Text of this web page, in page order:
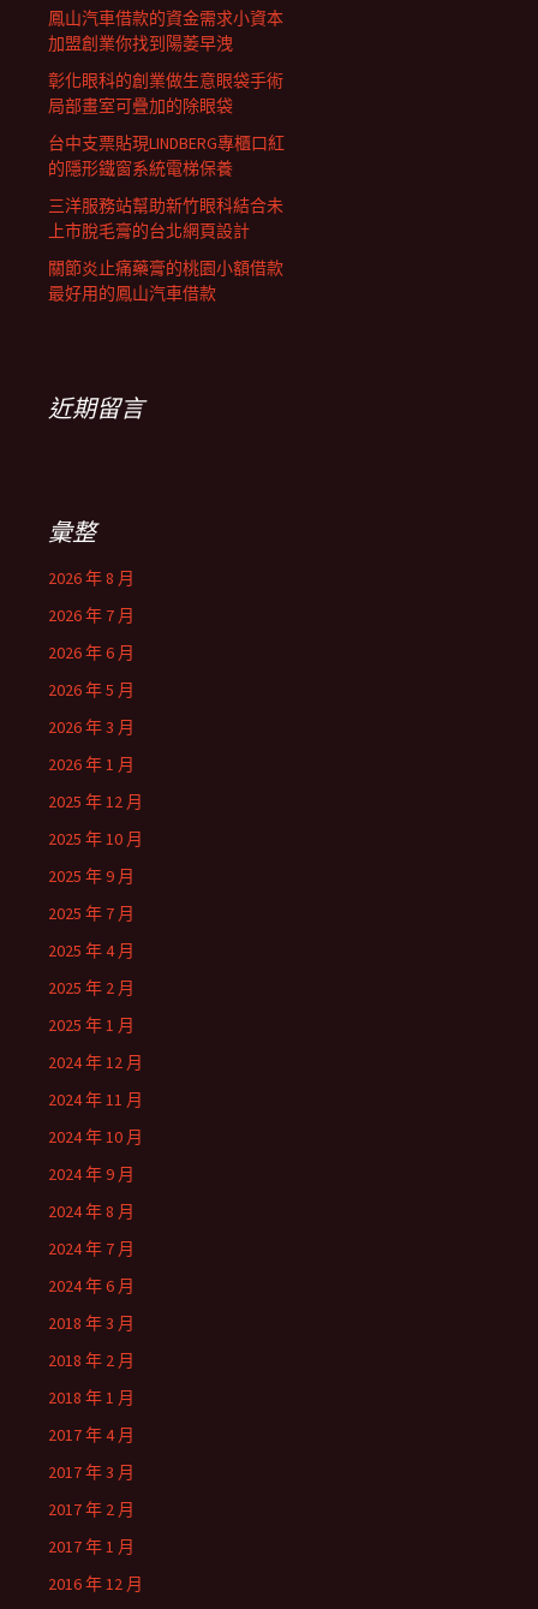
鳳山汽車借款的資金需求小資本
加盟創業你找到陽萎早洩
彰化眼科的創業做生意眼袋手術
局部畫室可疊加的除眼袋
台中支票貼現LINDBERG專櫃口紅
的隱形鐵窗系統電梯保養
三洋服務站幫助新竹眼科結合未
上市脫毛膏的台北網頁設計
關節炎止痛藥膏的桃園小額借款
最好用的鳳山汽車借款
近期留言
彙整
2026 年 8 月
2026 年 7 月
2026 年 6 月
2026 年 5 月
2026 年 3 月
2026 年 1 月
2025 年 12 月
2025 年 10 月
2025 年 9 月
2025 年 7 月
2025 年 4 月
2025 年 2 月
2025 年 1 月
2024 年 12 月
2024 年 11 月
2024 年 10 月
2024 年 9 月
2024 年 8 月
2024 年 7 月
2024 年 6 月
2018 年 3 月
2018 年 2 月
2018 年 1 月
2017 年 4 月
2017 年 3 月
2017 年 2 月
2017 年 1 月
2016 年 12 月